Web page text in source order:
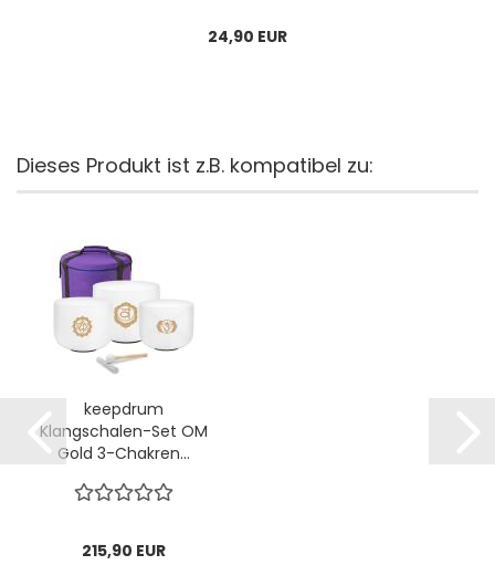
24,90 EUR
Dieses Produkt ist z.B. kompatibel zu:
keepdrum
Klangschalen-Set OM
Gold 3-Chakren...
215,90 EUR